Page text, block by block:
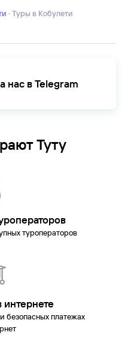
· Туры в Кобулети
нас в Telegram
Туту
туроператоров
интернете
безопасных платежах